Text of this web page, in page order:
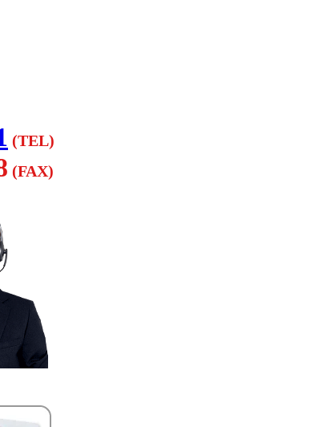
(TEL)
(FAX)